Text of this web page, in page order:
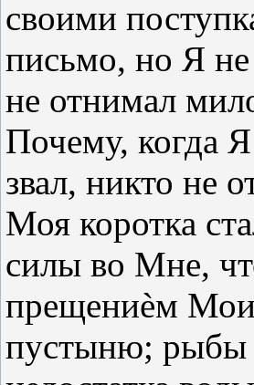
своими
письмо, но Я не
не отнимал
Почему, когда
звал, никто не
Моя коротка
силы во Мне,
прещениèм
пустыню; рыбы